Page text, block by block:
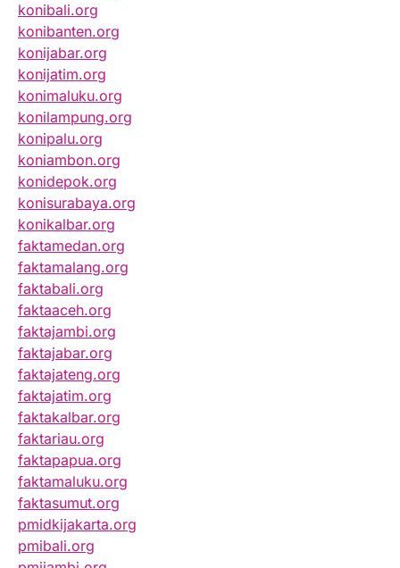
konibali.org
konibanten.org
konijabar.org
konijatim.org
konimaluku.org
konilampung.org
konipalu.org
koniambon.org
konidepok.org
konisurabaya.org
konikalbar.org
faktamedan.org
faktamalang.org
faktabali.org
faktaaceh.org
faktajambi.org
faktajabar.org
faktajateng.org
faktajatim.org
faktakalbar.org
faktariau.org
faktapapua.org
faktamaluku.org
faktasumut.org
pmidkijakarta.org
pmibali.org